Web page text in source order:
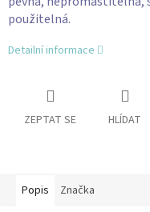
použitelná.
Detailní informace
ZEPTAT SE HLÍDAT
Popis Značka